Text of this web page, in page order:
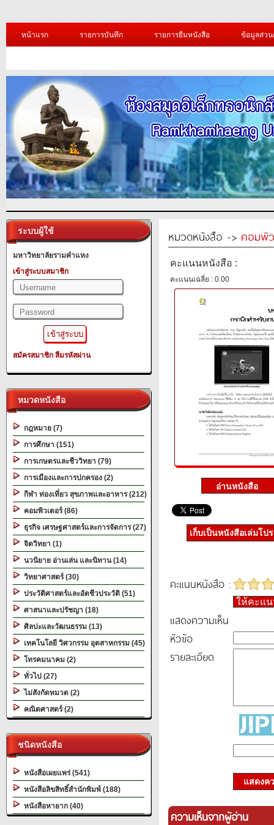
หน้าแรก รายการบันทึก รายการยืมหนังสือ ข้อมูลส่ว
ระบบผู้ใช้
มหาวิทยาลัยรามคำแหง
เข้าสู่ระบบสมาชิก
สมัครสมาชิก ลืมรหัสผ่าน
หมวดหนังสือ
กฎหมาย (7)
การศึกษา (151)
การเกษตรและชีววิทยา (79)
การเมืองและการปกครอง (2)
กีฬา ท่องเที่ยว สุขภาพและอาหาร (212)
คอมพิวเตอร์ (86)
ธุรกิจ เศรษฐศาสตร์และการจัดการ (27)
จิตวิทยา (1)
นวนิยาย อ่านเล่น และนิทาน (14)
วิทยาศาสตร์ (30)
ประวัติศาสตร์และอัตชีวประวัติ (51)
ศาสนาและปรัชญา (18)
ศิลปะและวัฒนธรรม (13)
เทคโนโลยี วิศวกรรม อุตสาหกรรม (45)
โทรคมนาคม (2)
ทั่วไป (27)
ไม่สังกัดหมวด (2)
คณิตศาสตร์ (2)
ชนิดหนังสือ
หนังสือเผยแพร่ (541)
หนังสือลิขสิทธิ์สำนักพิมพ์ (188)
หนังสือหายาก (40)
หมวดหนังสือ -> คอมพิ
คะแนนหนังสือ :
คะแนนเฉลี่ย : 0.00
เก็บเป็นหนังสือเล่มโป
คะแนนหนังสือ :
ให้คะแ
แสดงความเห็น
หัวข้อ
รายละเอียด
แสดงค
ความเห็นจากผู้อ่าน